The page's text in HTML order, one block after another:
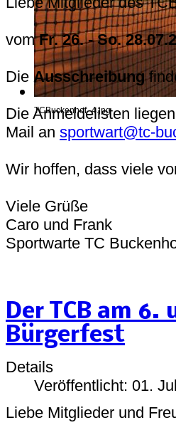
TCBuckenhof_4.jpg
vomFr. 26. - So.
Die Ausschreibung
Die Anmeldelisten
Mail an sportwart@tc-
Wir hoffen, dass viele
Viele Grüße
Caro und Frank
Sportwarte TC
Der TCB am 6.
Bürgerfest
Details
Veröffentlicht: 01.
Liebe Mitglieder und